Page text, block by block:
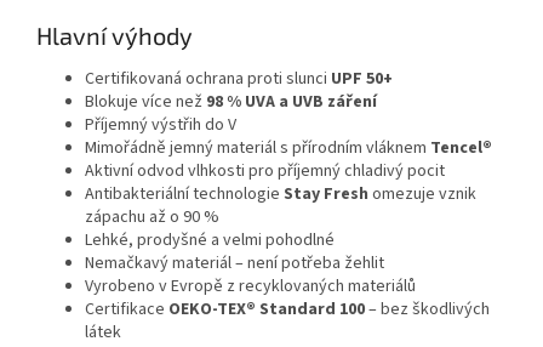
Hlavní výhody
Certifikovaná ochrana proti slunci UPF 50+
Blokuje více než 98 % UVA a UVB záření
Příjemný výstřih do V
Mimořádně jemný materiál s přírodním vláknem Tencel®
Aktivní odvod vlhkosti pro příjemný chladivý pocit
Antibakteriální technologie Stay Fresh omezuje vznik
zápachu až o 90 %
Lehké, prodyšné a velmi pohodlné
Nemačkavý materiál – není potřeba žehlit
Vyrobeno v Evropě z recyklovaných materiálů
Certifikace OEKO-TEX® Standard 100– bez škodlivých
látek